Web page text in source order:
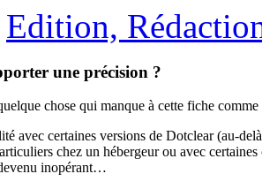
Edition,
une précision ?
chose qui manque à cette fiche comme
avec certaines versions de Dotclear (au-
chez un hébergeur ou avec
inopérant…